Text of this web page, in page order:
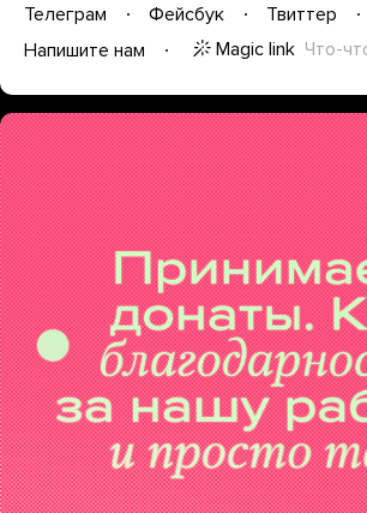
Телеграм Фейсбук Твиттер
Напишите нам
Magic link Что-